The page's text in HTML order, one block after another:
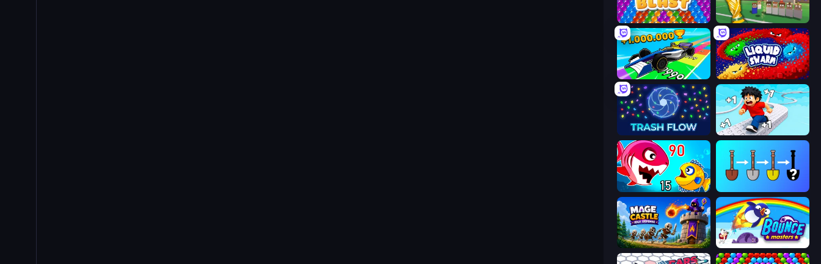
Bubble Blast Free Kicks World Cup 2026
Obby Car Challenge: Drive Liquid Swarm
Trash Flow Speed per Click: Obby
Fish Eat Getting Big
Mage Castle Idle Defense Bouncemasters